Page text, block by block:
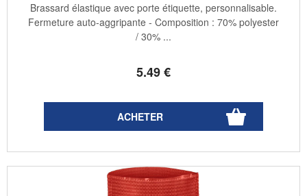
5.49€
Brassard élastique avec porte étiquette, personnalisable.
Fermeture auto-aggripante - Composition : 70% polyester
/ 30% ...